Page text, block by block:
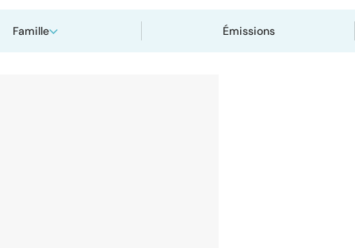
Famille Émissions